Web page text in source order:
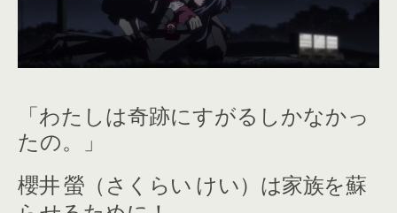
「わたしは奇跡にすがるしかなかっ
たの。」
櫻井 螢（さくらい けい）は家族を蘇